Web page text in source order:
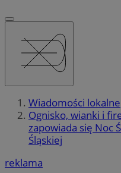
Wiadomości lokalne
Ognisko, wianki i
zapowiada się Noc
Śląskiej
reklama